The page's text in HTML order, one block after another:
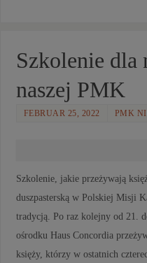
Szkolenie dla
naszej PMK
FEBRUAR 25, 2022 PMK
Szkolenie, jakie przeżywają
duszpasterską w Polskiej Misji
tradycją. Po raz kolejny od 21.
ośrodku Haus Concordia
księży, którzy w ostatnich